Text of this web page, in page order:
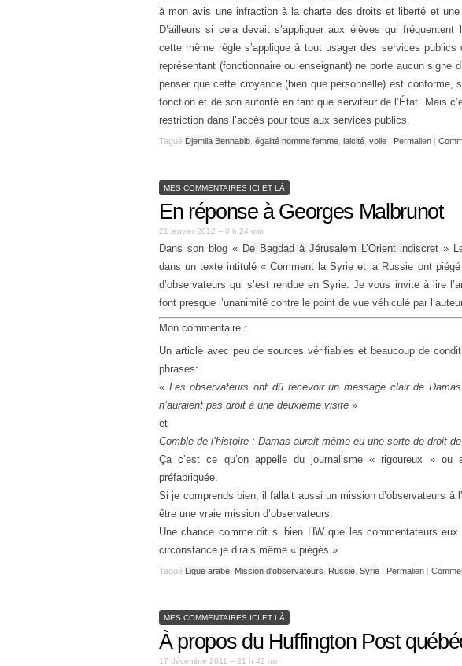
à mon avis une infraction à la charte des droits et liberté et
D’ailleurs si cela devait s’appliquer aux élèves qui
cette même règle s’applique à tout usager des services publics
représentant (fonctionnaire ou enseignant) ne porte aucun signe
penser que cette croyance (bien que personnelle) est conforme,
fonction et de son autorité en tant que serviteur de l’État. Mais
restriction dans l’accès pour tous aux services publics.
Tagué Djemila Benhabib égalité homme femme laicité voile | Permalien |
MES COMMENTAIRES ICI ET LÀ
En réponse à Georges Malbrunot
21 janvier 2012 – 0 h 24 min
Dans son blog « De Bagdad à Jérusalem L’Orient indiscret »
dans un texte intitulé « Comment la Syrie et la Russie ont
d’observateurs qui s’est rendue en Syrie. Je vous invite à lire
font presque l’unanimité contre le point de vue véhiculé par
Mon commentaire :
Un article avec peu de sources vérifiables et beaucoup de
phrases:
« Les observateurs ont dû recevoir un message clair de
n’auraient pas droit à une deuxième visite »
et
Comble de l’histoire : Damas aurait même eu une sorte de droit
Ça c’est ce qu’on appelle du journalisme « rigoureux »
préfabriquée.
Si je comprends bien, il fallait aussi un mission d’observateurs à
être une vraie mission d’observateurs.
Une chance comme dit si bien HW que les commentateurs
circonstance je dirais même « piégés »
Tagué Ligue arabe Mission d'observateurs Russie Syrie | Permalien |
MES COMMENTAIRES ICI ET LÀ
À propos du Huffington Post
17 décembre 2011 – 21 h 42 min